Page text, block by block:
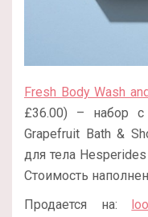
Fresh Body Wash
£36.00) – набор
Grapefruit Bath &
для тела
Стоимость
Продается на: